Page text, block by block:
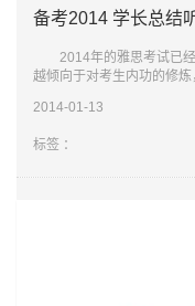
备考2014 学长总结
2014年的雅思考试已经
越倾向于对考生内功的修
些问题，而
2014-01-13
标签 ：